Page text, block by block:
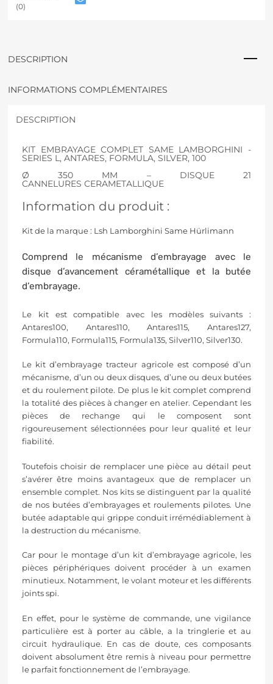
(0)
DESCRIPTION
INFORMATIONS COMPLÉMENTAIRES
DESCRIPTION
KIT EMBRAYAGE COMPLET SAME LAMBORGHINI -
SERIES L, ANTARES, FORMULA, SILVER, 100
Ø 350 MM – DISQUE 21
CANNELURES CERAMETALLIQUE
Information du produit :
Kit de la marque : Lsh Lamborghini Same Hürlimann
Comprend le mécanisme d’embrayage avec le
disque d’avancement céramétallique et la butée
d’embrayage.
Le kit est compatible avec les modèles suivants :
Antares100, Antares110, Antares115, Antares127,
Formula110, Formula115, Formula135, Silver110, Silver130.
Le kit d’embrayage tracteur agricole est composé d’un
mécanisme, d’un ou deux disques, d’une ou deux butées
et du roulement pilote. De plus le kit complet comprend
la totalité des pièces à changer en atelier. Cependant les
pièces de rechange qui le composent sont
rigoureusement sélectionnées pour leur qualité et leur
fiabilité.
Toutefois choisir de remplacer une pièce au détail peut
s’avérer être moins avantageux que de remplacer un
ensemble complet. Nos kits se distinguent par la qualité
de nos butées d’embrayages et roulements pilotes. Une
butée adaptable qui grippe conduit irrémédiablement à
la destruction du mécanisme.
Car pour le montage d’un kit d’embrayage agricole, les
pièces périphériques doivent procéder à un examen
minutieux. Notamment, le volant moteur et les différents
joints spi.
En effet, pour le système de commande, une vigilance
particulière est à porter au câble, a la tringlerie et au
circuit hydraulique. En cas de doute, ces composants
doivent absolument être remis à niveau pour permettre
le parfait fonctionnement de l’embrayage.